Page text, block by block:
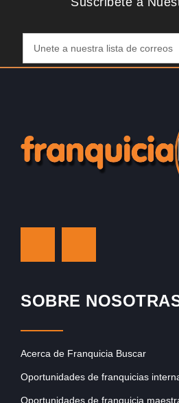
SOBRE
Acerca de Franquicia Buscar
Oportunidades de franquicias
Oportunidades de franquicia